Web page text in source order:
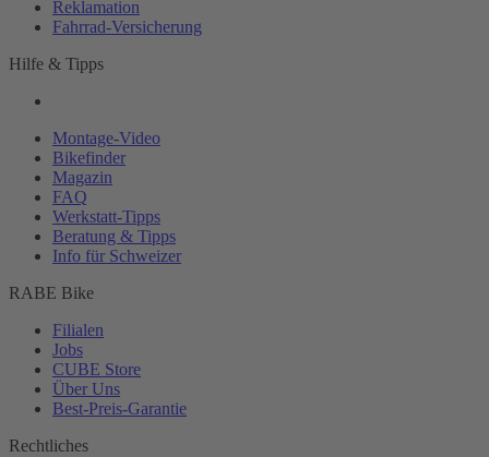
Reklamation
Fahrrad-Versicherung
Hilfe & Tipps
Montage-Video
Bikefinder
Magazin
FAQ
Werkstatt-Tipps
Beratung & Tipps
Info für Schweizer
RABE Bike
Filialen
Jobs
CUBE Store
Über Uns
Best-Preis-Garantie
Rechtliches